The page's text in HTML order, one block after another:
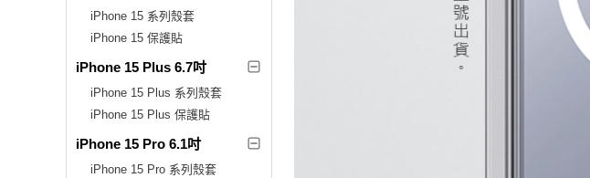
iPhone 15 系列殼套
iPhone 15 保護貼
iPhone 15 Plus 6.7吋
iPhone 15 Plus 系列殼套
iPhone 15 Plus 保護貼
iPhone 15 Pro 6.1吋
iPhone 15 Pro 系列殼套